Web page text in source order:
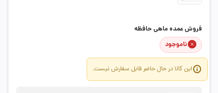
فروش عمده ماهی حافظه
ناموجود
این کالا در حال حاضر قابل سفارش نیست.